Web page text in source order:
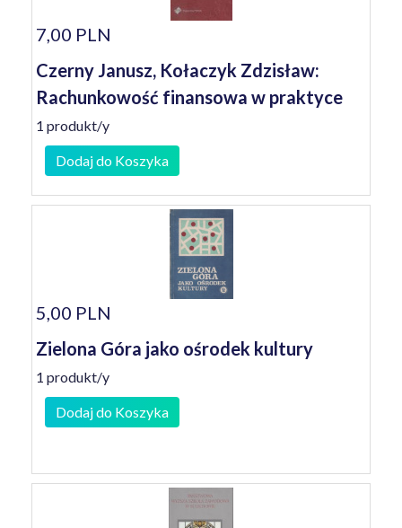
7,00 PLN
Czerny Janusz, Kołaczyk Zdzisław:
Rachunkowość finansowa w praktyce
1 produkt/y
Dodaj do Koszyka
5,00 PLN
Zielona Góra jako ośrodek kultury
1 produkt/y
Dodaj do Koszyka